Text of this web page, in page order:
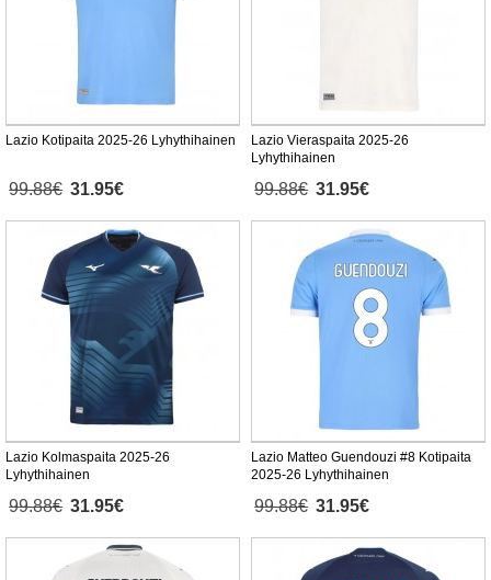
Lazio Kotipaita 2025-26 Lyhythihainen
99.88€ 31.95€
Lazio Vieraspaita 2025-26
Lyhythihainen
99.88€ 31.95€
Lazio Kolmaspaita 2025-26
Lyhythihainen
99.88€ 31.95€
Lazio Matteo Guendouzi #8 Kotipaita
2025-26 Lyhythihainen
99.88€ 31.95€